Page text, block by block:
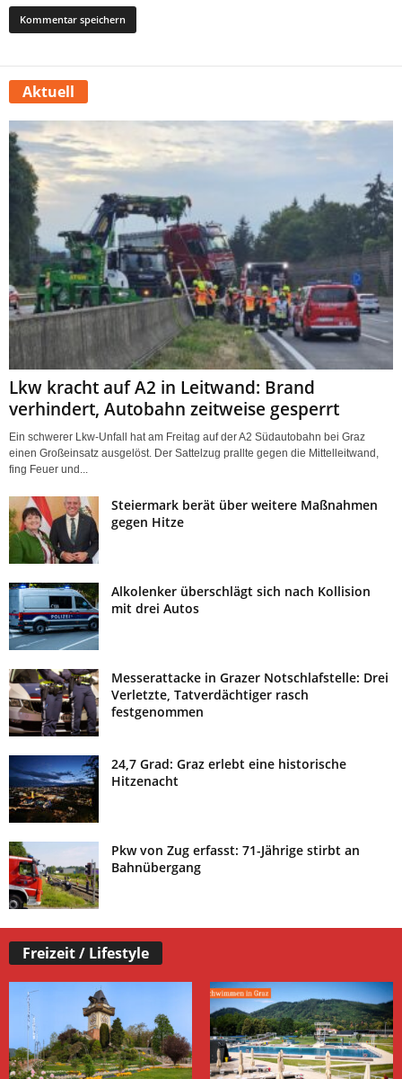
Aktuell
Lkw kracht auf A2 in Leitwand: Brand
verhindert, Autobahn zeitweise gesperrt
Ein schwerer Lkw-Unfall hat am Freitag auf der A2 Südautobahn bei Graz
einen Großeinsatz ausgelöst. Der Sattelzug prallte gegen die Mittelleitwand,
fing Feuer und...
Steiermark berät über weitere Maßnahmen
gegen Hitze
Alkolenker überschlägt sich nach Kollision
mit drei Autos
Messerattacke in Grazer Notschlafstelle: Drei
Verletzte, Tatverdächtiger rasch
festgenommen
24,7 Grad: Graz erlebt eine historische
Hitzenacht
Pkw von Zug erfasst: 71-Jährige stirbt an
Bahnübergang
Freizeit / Lifestyle